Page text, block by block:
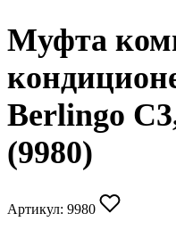
Муфта
Berlingo
(9980)
Артикул: 9980